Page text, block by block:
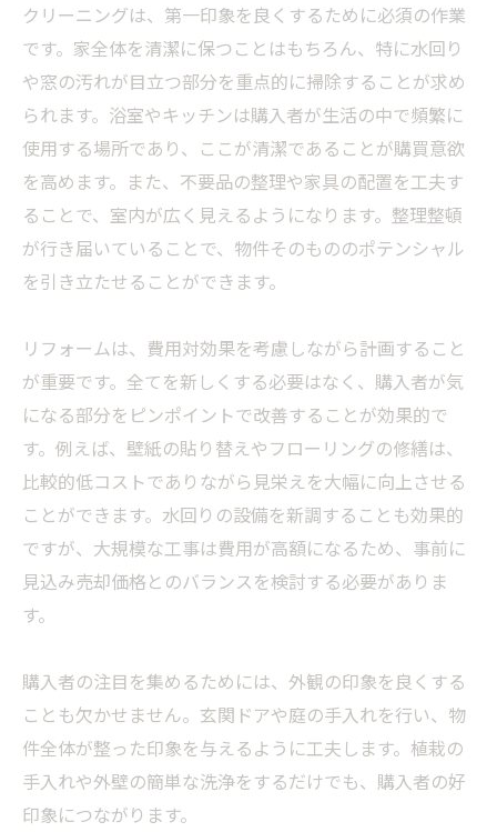
クリーニングは、第一印象を良くするために必須の作業
です。家全体を清潔に保つことはもちろん、特に水回り
や窓の汚れが目立つ部分を重点的に掃除することが求め
られます。浴室やキッチンは購入者が生活の中で頻繁に
使用する場所であり、ここが清潔であることが購買意欲
を高めます。また、不要品の整理や家具の配置を工夫す
ることで、室内が広く見えるようになります。整理整頓
が行き届いていることで、物件そのもののポテンシャル
を引き立たせることができます。
リフォームは、費用対効果を考慮しながら計画すること
が重要です。全てを新しくする必要はなく、購入者が気
になる部分をピンポイントで改善することが効果的で
す。例えば、壁紙の貼り替えやフローリングの修繕は、
比較的低コストでありながら見栄えを大幅に向上させる
ことができます。水回りの設備を新調することも効果的
ですが、大規模な工事は費用が高額になるため、事前に
見込み売却価格とのバランスを検討する必要がありま
す。
購入者の注目を集めるためには、外観の印象を良くする
ことも欠かせません。玄関ドアや庭の手入れを行い、物
件全体が整った印象を与えるように工夫します。植栽の
手入れや外壁の簡単な洗浄をするだけでも、購入者の好
印象につながります。